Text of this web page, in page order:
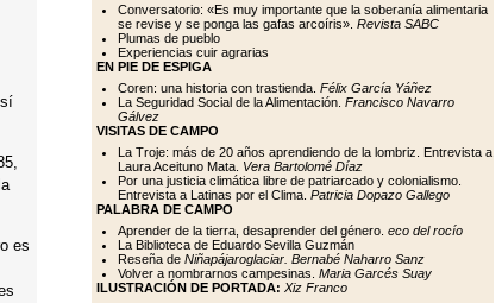
Conversatorio: «Es muy importante que la soberanía alimentaria
se revise y se ponga las gafas arcoíris». Revista SABC
Plumas de pueblo
Experiencias cuir agrarias
EN PIE DE ESPIGA
Coren: una historia con trastienda. Félix García Yáñez
La Seguridad Social de la Alimentación. Francisco Navarro
Gálvez
VISITAS DE CAMPO
La Troje: más de 20 años aprendiendo de la lombriz. Entrevista a
Laura Aceituno Mata. Vera Bartolomé Díaz
Por una justicia climática libre de patriarcado y colonialismo.
Entrevista a Latinas por el Clima. Patricia Dopazo Gallego
PALABRA DE CAMPO
Aprender de la tierra, desaprender del género. eco del rocío
La Biblioteca de Eduardo Sevilla Guzmán
Reseña de Niñapájaroglaciar. Bernabé Naharro Sanz
Volver a nombrarnos campesinas. Maria Garcés Suay
ILUSTRACIÓN DE PORTADA: Xiz Franco
es